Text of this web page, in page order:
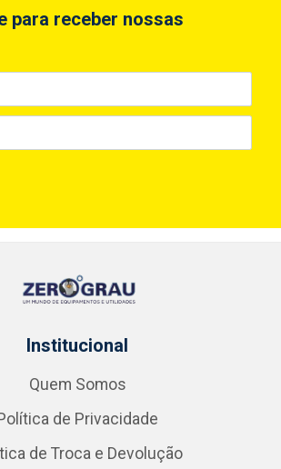
para receber nossas
Institucional
Quem Somos
de Privacidade
de Troca e Devolução